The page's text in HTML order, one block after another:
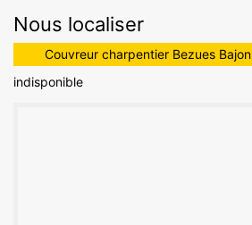
Nous localiser
Couvreur charpentier Bezues Bajon
indisponible